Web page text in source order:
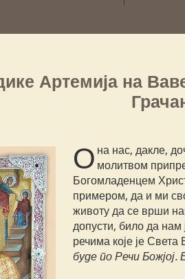
Артемија на
О на нас, дакле,
молитвом
Богомладенцем
примером, да и ми
животу да се врши
допусти, било да
речима које је Света
буде по Речи